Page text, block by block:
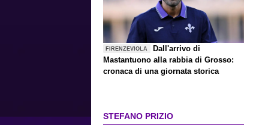
FIRENZEVIOLA
Dall'arrivo di
Mastantuono alla rabbia di Grosso:
cronaca di una giornata storica
STEFANO PRIZIO